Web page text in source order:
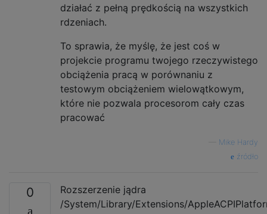
działać z pełną prędkością na wszystkich
rdzeniach.
To sprawia, że ​​myślę, że jest coś w
projekcie programu twojego rzeczywistego
obciążenia pracą w porównaniu z
testowym obciążeniem wielowątkowym,
które nie pozwala procesorom cały czas
pracować
Mike Hardy
źródło
0
Rozszerzenie jądra
/System/Library/Extensions/